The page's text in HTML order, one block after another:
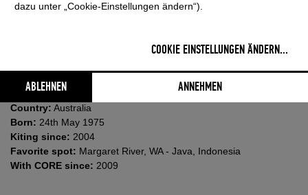
Country: Australia
Born: 24th May 1975
Kiting since: 2004
Favorite spot: Margaret River, WA - Java, Indonesia
With CORE since: 2009
dazu unter „Cookie-Einstellungen ändern“).
COOKIE EINSTELLUNGEN ÄNDERN...
ABLEHNEN ANNEHMEN